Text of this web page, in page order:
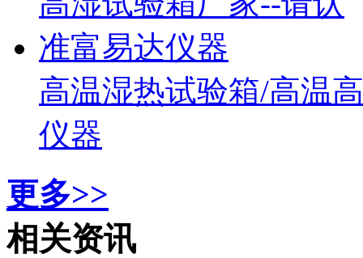
高温湿热试验箱/高温
仪器
更多>>
相关资讯